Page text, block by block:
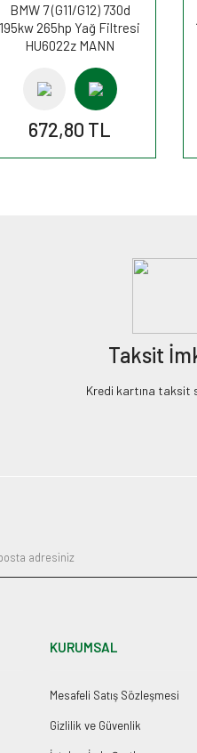
BMW 7 (G11/G12) 730d
195kw 265hp Yağ Filtresi
HU6022z MANN
672,80 TL
Taksit
Kredi kartına taksit
KURUMSAL
Mesafeli Satış Sözleşmesi
Gizlilik ve Güvenlik